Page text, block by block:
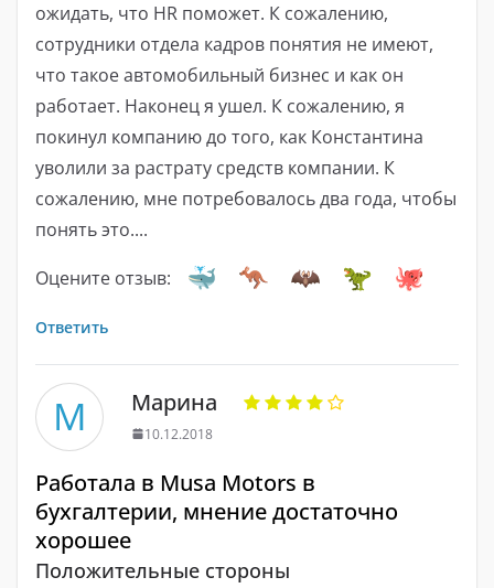
ожидать, что HR поможет. К сожалению,
сотрудники отдела кадров понятия не имеют,
что такое автомобильный бизнес и как он
работает. Наконец я ушел. К сожалению, я
покинул компанию до того, как Константина
уволили за растрату средств компании. К
сожалению, мне потребовалось два года, чтобы
понять это....
Оцените отзыв:
Ответить
М Марина
10.12.2018
Работала в Musa Motors в
бухгалтерии, мнение достаточно
хорошее
Положительные стороны